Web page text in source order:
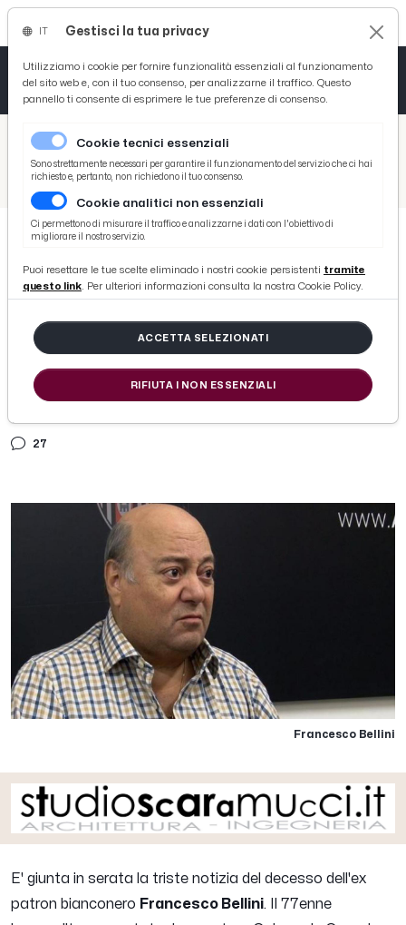
/ Picenotime
/ Ascoli Time
Ascoli Calcio, si è spento a 77 anni l'ex patron Francesco Bellini. Il cordoglio della società bianconera
Ascoli Calcio, si è spento a 77 anni
l'ex patron Francesco Bellini. Il
cordoglio della società bianconera
di Redazione Picenotime
27
Francesco Bellini
E' giunta in serata la triste notizia del decesso dell'ex
patron bianconero Francesco Bellini. Il 77enne
Gestisci la tua privacy
Utilizziamo i cookie per fornire funzionalità essenziali al funzionamento
del sito web e, con il tuo consenso, per analizzarne il traffico. Questo
pannello ti consente di esprimere le tue preferenze di consenso.
Cookie tecnici essenziali
Sono strettamente necessari per garantire il funzionamento del servizio che ci hai
richiesto e, pertanto, non richiedono il tuo consenso.
Cookie analitici non essenziali
Ci permettono di misurare il traffico e analizzarne i dati con l'obiettivo di
migliorare il nostro servizio.
Puoi resettare le tue scelte eliminado i nostri cookie persistenti tramite
questo link. Per ulteriori informazioni consulta la nostra Cookie Policy.
ACCETTA SELEZIONATI
RIFIUTA I NON ESSENZIALI
Tutto News
Tutto Sport
Basket
Ciclismo
Tutto Curiosità